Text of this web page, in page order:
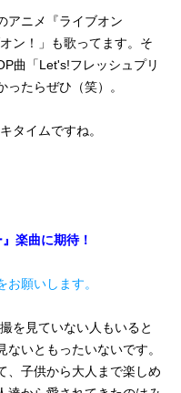
アニメ『ライブオン
ン！」も歌ってます。そ
曲「Let's!フレッシュプリ
たらぜひ（笑）。
タイムですね。
楽曲に期待！
願いします。
を見ていない人もいると
いともったいないです。
、子供から大人まで楽しめ